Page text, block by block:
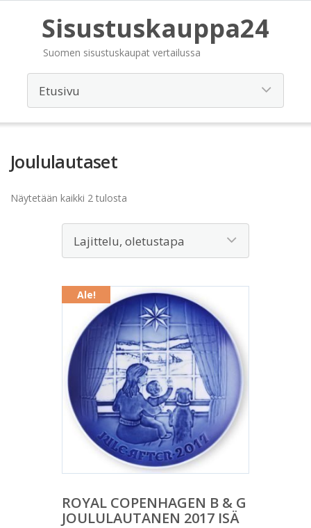
Sisustuskauppa24
Suomen sisustuskaupat vertailussa
Joululautaset
Näytetään kaikki 2 tulosta
Ale!
ROYAL COPENHAGEN B & G
JOULULAUTANEN 2017 ISÄ